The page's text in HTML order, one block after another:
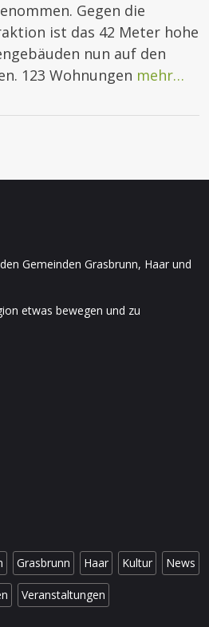
Gegen die
ist das 42 Meter hohe
nun auf den
123 Wohnungen mehr…
Gemeinden Grasbrunn, Haar und
etwas bewegen und zu
Grasbrunn Haar Kultur News
Veranstaltungen